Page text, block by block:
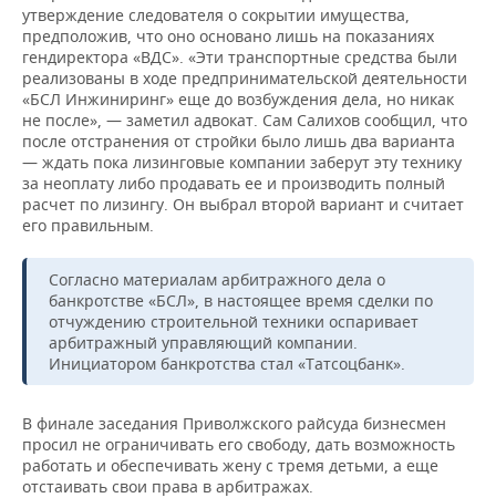
утверждение следователя о сокрытии имущества,
предположив, что оно основано лишь на показаниях
гендиректора «ВДС». «Эти транспортные средства были
реализованы в ходе предпринимательской деятельности
«БСЛ Инжиниринг» еще до возбуждения дела, но никак
не после», — заметил адвокат. Сам Салихов сообщил, что
после отстранения от стройки было лишь два варианта
— ждать пока лизинговые компании заберут эту технику
за неоплату либо продавать ее и производить полный
расчет по лизингу. Он выбрал второй вариант и считает
его правильным.
Согласно материалам арбитражного дела о
банкротстве «БСЛ», в настоящее время сделки по
отчуждению строительной техники оспаривает
арбитражный управляющий компании.
Инициатором банкротства стал «Татсоцбанк».
В финале заседания Приволжского райсуда бизнесмен
просил не ограничивать его свободу, дать возможность
работать и обеспечивать жену с тремя детьми, а еще
отстаивать свои права в арбитражах.